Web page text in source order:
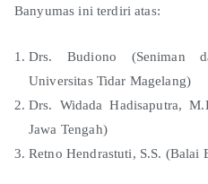
Banyumas ini terdiri atas:
Drs. Budiono (Seniman
Universitas Tidar Magelang)
Drs. Widada Hadisaputra,
Jawa Tengah)
Retno Hendrastuti, S.S. (Balai